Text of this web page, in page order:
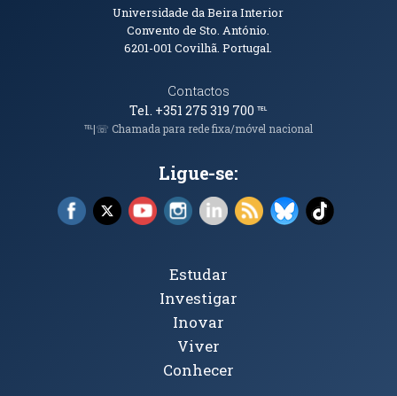
Informações de Contacto
Universidade da Beira Interior
Convento de Sto. António.
6201-001Covilhã. Portugal.
Contactos
Tel. +351 275 319 700℡
℡|☏ Chamada para rede fixa/móvel nacional
Ligue-se:
Facebook (abre em nova janela)
X (abre em nova janela)
YouTube (abre em nova janela)
Instagram (abre em nova janela)
LinkedIn (abre em nova
RSS (abre em nova
Bluesky (abre
TikTok
Tópicos Principais
Estudar
Investigar
Inovar
Viver
Conhecer